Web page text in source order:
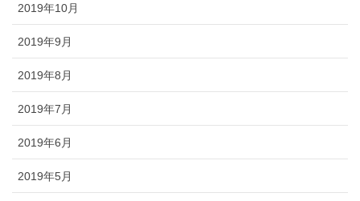
2019年10月
2019年9月
2019年8月
2019年7月
2019年6月
2019年5月